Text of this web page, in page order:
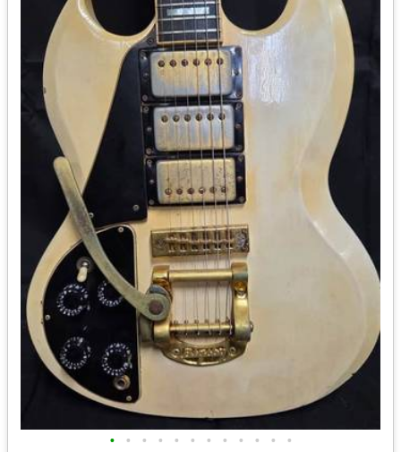
• • • • • • • • • • • •